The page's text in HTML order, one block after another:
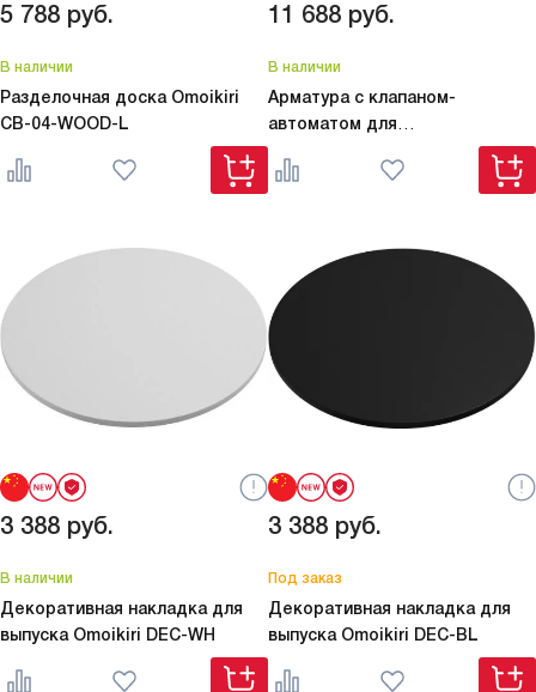
5 788 руб.
В наличии
Разделочная доска Omoikiri
CB-04-WOOD-L
11 688 руб.
В наличии
Арматура с клапаном-
автоматом для
полуторачашевых моек с
круглым переливом
WK-1.5-CL-
3 388 руб.
В наличии
Декоративная накладка для
выпуска Omoikiri DEC-WH
3 388 руб.
Под заказ
Декоративная накладка для
выпуска Omoikiri DEC-BL